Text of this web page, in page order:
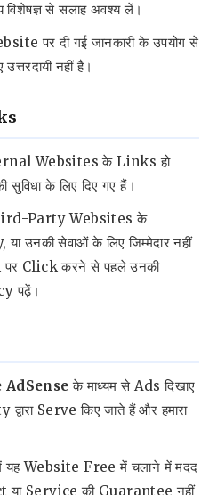
विशेषज्ञ से सलाह अवश्य लें।
पर दी गई जानकारी के उपयोग से
नहीं है।
Websites के Links हो
के लिए दिए गए हैं।
Party Websites के
उनकी सेवाओं के लिए जिम्मेदार नहीं
Click करने से पहले उनकी
पढ़ें।
AdSense के माध्यम से Ads दिखाए
Serve किए जाते हैं और हमारा
यह Website Free में चलाने में मदद
या Service की Guarantee नहीं